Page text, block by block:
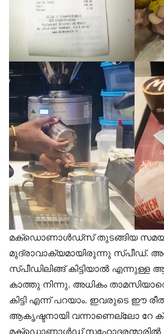
മക്‌ഡൊണാൾഡ്‌സ് തുടങ്ങിയ
മുദ്രാവാക്യമായിരുന്നു സ്പീഡ്.
സ്പീഡിലിങ്ങ് കിട്ടിയാൽ
കാത്തു നിന്നു. അധികം
കിട്ടി എന്ന് പറയാം. ഇവരുടെ ഈ
ആകൃഷ്ടനായി വന്നാണെല്ലോ റേ
മക്‌ഡൊണാൾഡ് സഹോദരന്മാരിൽ